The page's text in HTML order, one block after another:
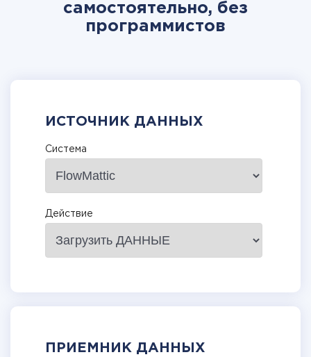
самостоятельно, без
программистов
ИСТОЧНИК ДАННЫХ
Система
Действие
ПРИЕМНИК ДАННЫХ